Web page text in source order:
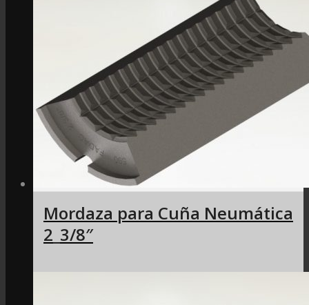
Mordaza para Cuña Neumática
2_3/8″